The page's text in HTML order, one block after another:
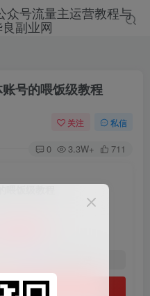
号的喂饭级教程
关注 私信
0 3.3W+ 711
饭级教程
买